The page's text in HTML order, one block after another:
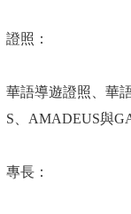
證照：
華語導遊證照、華
S、AMADEUS與
專長：